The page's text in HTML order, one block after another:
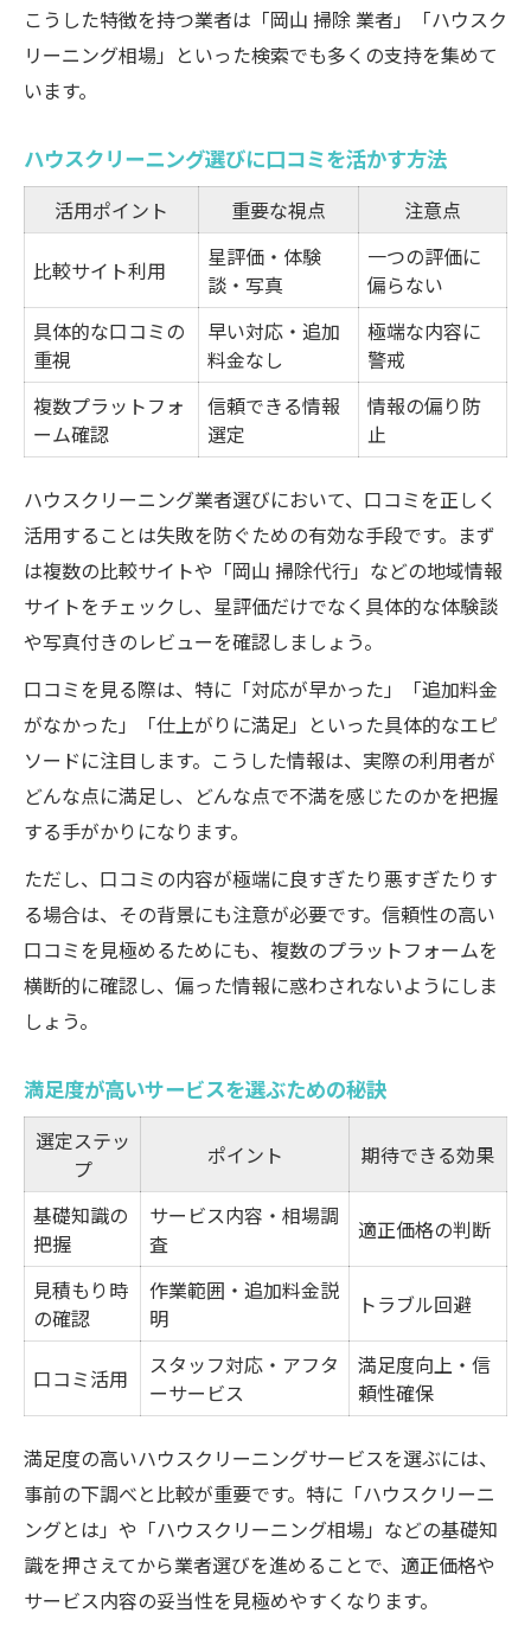
こうした特徴を持つ業者は「岡山 掃除 業者」「ハウスク
リーニング相場」といった検索でも多くの支持を集めて
います。
ハウスクリーニング選びに口コミを活かす方法
活用ポイント 重要な視点 注意点
比較サイト利用
星評価・体験
談・写真
一つの評価に
偏らない
具体的な口コミの
重視
早い対応・追加
料金なし
極端な内容に
警戒
複数プラットフォ
ーム確認
信頼できる情報
選定
情報の偏り防
止
ハウスクリーニング業者選びにおいて、口コミを正しく
活用することは失敗を防ぐための有効な手段です。まず
は複数の比較サイトや「岡山 掃除代行」などの地域情報
サイトをチェックし、星評価だけでなく具体的な体験談
や写真付きのレビューを確認しましょう。
口コミを見る際は、特に「対応が早かった」「追加料金
がなかった」「仕上がりに満足」といった具体的なエピ
ソードに注目します。こうした情報は、実際の利用者が
どんな点に満足し、どんな点で不満を感じたのかを把握
する手がかりになります。
ただし、口コミの内容が極端に良すぎたり悪すぎたりす
る場合は、その背景にも注意が必要です。信頼性の高い
口コミを見極めるためにも、複数のプラットフォームを
横断的に確認し、偏った情報に惑わされないようにしま
しょう。
満足度が高いサービスを選ぶための秘訣
選定ステッ
プ
ポイント 期待できる効果
基礎知識の
把握
サービス内容・相場調
査
適正価格の判断
見積もり時
の確認
作業範囲・追加料金説
明
トラブル回避
口コミ活用
スタッフ対応・アフタ
ーサービス
満足度向上・信
頼性確保
満足度の高いハウスクリーニングサービスを選ぶには、
事前の下調べと比較が重要です。特に「ハウスクリーニ
ングとは」や「ハウスクリーニング相場」などの基礎知
識を押さえてから業者選びを進めることで、適正価格や
サービス内容の妥当性を見極めやすくなります。